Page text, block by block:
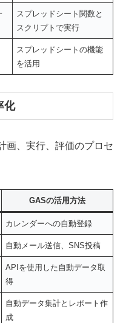
スプレッドシート関数と
スクリプトで実行
スプレッドシートの機能
を活用
化
画、実行、評価のプロセ
GASの活用方法
カレンダーへの自動登録
自動メール送信、SNS投稿
APIを使用した自動データ取
得
自動データ集計とレポート作
成